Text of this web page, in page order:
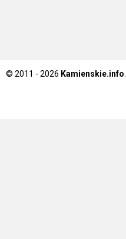
© 2011 - 2026 Kamienskie.info